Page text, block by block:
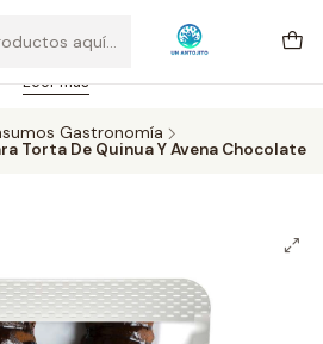
hasta las 14 hrs. Envío GRATIS mismo
por compras desde CLP 39.900.
y domingos hasta 14 hrs.
Leer más
Gastronomía
Torta De Quinua Y Avena Chocolate